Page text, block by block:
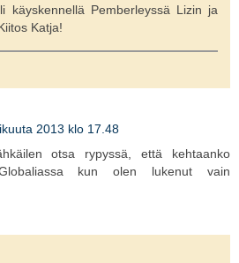
käyskennellä Pemberleyssä Lizin ja
Katja!
2013 klo 17.48
otsa rypyssä, että kehtaanko
kun olen lukenut vain